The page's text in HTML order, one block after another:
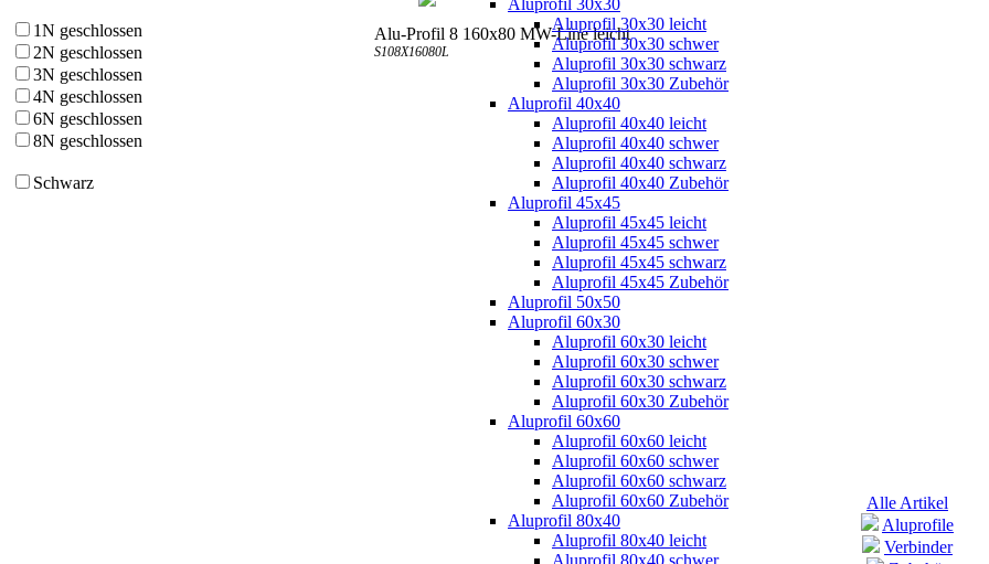
Aluprofil 30x30
Aluprofil 30x30 leicht
Aluprofil 30x30 schwer
Aluprofil 30x30 schwarz
Aluprofil 30x30 Zubehör
Aluprofil 40x40
Aluprofil 40x40 leicht
Aluprofil 40x40 schwer
Aluprofil 40x40 schwarz
Aluprofil 40x40 Zubehör
Aluprofil 45x45
Aluprofil 45x45 leicht
Aluprofil 45x45 schwer
Aluprofil 45x45 schwarz
Aluprofil 45x45 Zubehör
Aluprofil 50x50
Aluprofil 60x30
Aluprofil 60x30 leicht
Aluprofil 60x30 schwer
Aluprofil 60x30 schwarz
Aluprofil 60x30 Zubehör
Aluprofil 60x60
Aluprofil 60x60 leicht
Aluprofil 60x60 schwer
Aluprofil 60x60 schwarz
Aluprofil 60x60 Zubehör
Aluprofil 80x40
Aluprofil 80x40 leicht
Aluprofil 80x40 schwer
Alu-Profil 8 160x80 MW-Line leicht
S108X16080L
1N geschlossen
2N geschlossen
3N geschlossen
4N geschlossen
6N geschlossen
8N geschlossen
Schwarz
Alle Artikel
Aluprofile
Verbinder